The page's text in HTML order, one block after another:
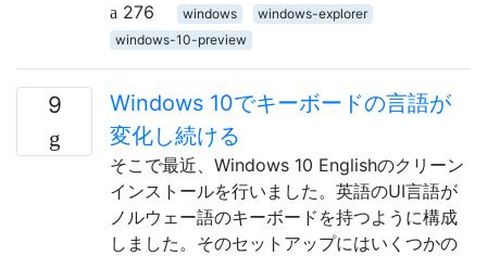
276
windows
windows-explorer
windows-10-preview
9
Windows 10でキーボードの言語が
変化し続ける
そこで最近、Windows 10 Englishのクリーン
インストールを行いました。英語のUI言語が
ノルウェー語のキーボードを持つように構成
しました。そのセットアップにはいくつかの